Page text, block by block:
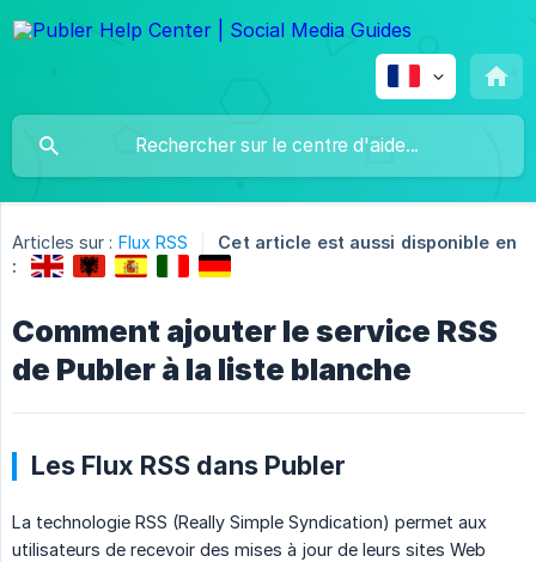
Articles sur : Flux RSS
Cet article est aussi disponible en
:
Comment ajouter le service RSS
de Publer à la liste blanche
Les Flux RSS dans Publer
La technologie RSS (Really Simple Syndication) permet aux
utilisateurs de recevoir des mises à jour de leurs sites Web